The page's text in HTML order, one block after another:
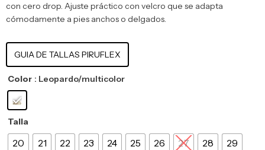
con cero drop. Ajuste práctico con velcro que se adapta
cómodamente a pies anchos o delgados.
GUIA DE TALLAS PIRUFLEX
Color : Leopardo/multicolor
Talla
20 21 22 23 24 25 26 27 28
29